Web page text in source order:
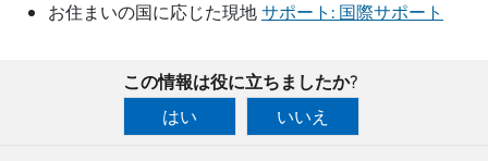
お住まいの国に応じた現地サポート: 国際サポート
この情報は役に立ちましたか?
はい
いいえ